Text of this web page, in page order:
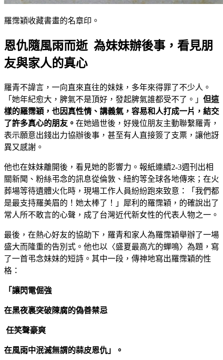
羅霈穎收藏書畫的名章印。
恩仇隨風雨而逝 為妹妹辦後事，看見朋
友與家人的真心
羅青不諱言，一向直來直往的妹妹，多年來得罪了不少人。
「她年紀愈大，脾氣不是頂好，發起脾氣誰都受不了。」 但這
樣的羅霈穎，也因真性情、講義氣，容易和人打成一片，結交
了許多真心的朋友。 在她過世後，好幾位朋友主動聯繫羅青，
表示願意出錢出力協辦後事，甚至有人直接簽了支票，讓他訝
異又感謝。
他也在妹妹離開後，看見她的影響力。報紙連續2-3週刊出相
關新聞、粉絲弔念的訊息從倫敦、紐約等全球各地傳來；在火
葬場等待遺體火化時，現場工作人員紛紛跑來致意：「我們都
是最支持羅美眉的！她太棒了！」犀利的羅霈穎，的確說出了
常人所不敢言的心聲，成了台灣近代新女性的代表人物之一。
最後，在熱心好友的協助下，羅青和家人為羅霈穎舉辦了一場
盛大而隆重的告別式。他也以〈盛夏最高亢的蟬鳴〉為題，寫
了一首弔念妹妹的短詩。其中一段，傳神地寫出羅霈穎的性
格：
「讓閃電倔強
在黑夜裏突破陳腐的偽善禁忌
任笑聲豪爽
在風雨中泯滅無謂的蒜皮恩仇」。